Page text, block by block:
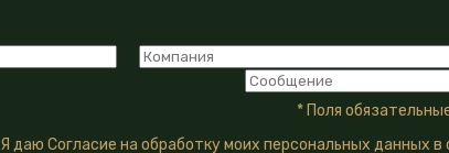
* Поля
Я даю Согласие на обработку моих персональных данных